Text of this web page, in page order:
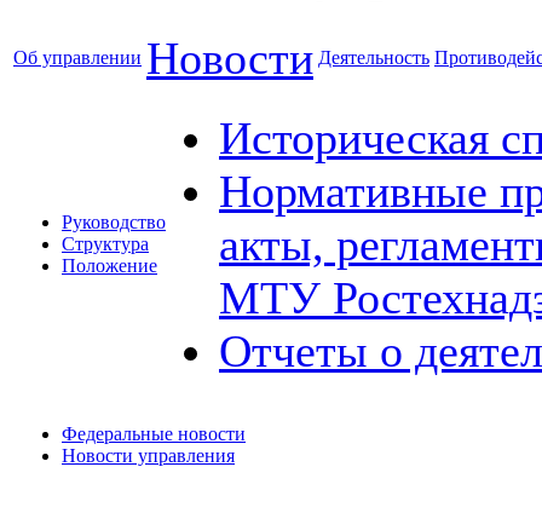
Об управлении Новости Деятельность
Руководство
Структура
Положение
Историческая
Нормативные
акты,
МТУ
Отчеты о
Федеральные новости
Новости управления